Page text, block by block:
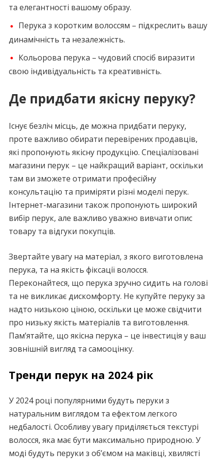
та елегантності вашому образу.
Перука з коротким волоссям – підкреслить вашу
динамічність та незалежність.
Кольорова перука – чудовий спосіб виразити
свою індивідуальність та креативність.
Де придбати якісну перуку?
Існує безліч місць, де можна придбати перуку,
проте важливо обирати перевірених продавців,
які пропонують якісну продукцію. Спеціалізовані
магазини перук – це найкращий варіант, оскільки
там ви зможете отримати професійну
консультацію та приміряти різні моделі перук.
Інтернет-магазини також пропонують широкий
вибір перук, але важливо уважно вивчати опис
товару та відгуки покупців.
Звертайте увагу на матеріал, з якого виготовлена
перука, та на якість фіксації волосся.
Переконайтеся, що перука зручно сидить на голові
та не викликає дискомфорту. Не купуйте перуку за
надто низькою ціною, оскільки це може свідчити
про низьку якість матеріалів та виготовлення.
Пам’ятайте, що якісна перука – це інвестиція у ваш
зовнішній вигляд та самооцінку.
Тренди перук на 2024 рік
У 2024 році популярними будуть перуки з
натуральним виглядом та ефектом легкого
недбалості. Особливу увагу приділяється текстурі
волосся, яка має бути максимально природною. У
моді будуть перуки з об’ємом на маківці, хвилясті